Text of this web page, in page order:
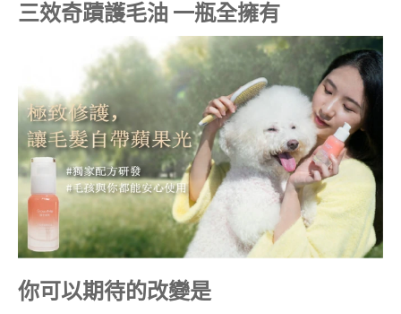
三效奇蹟護毛油 一瓶全擁有
你可以期待的改變是